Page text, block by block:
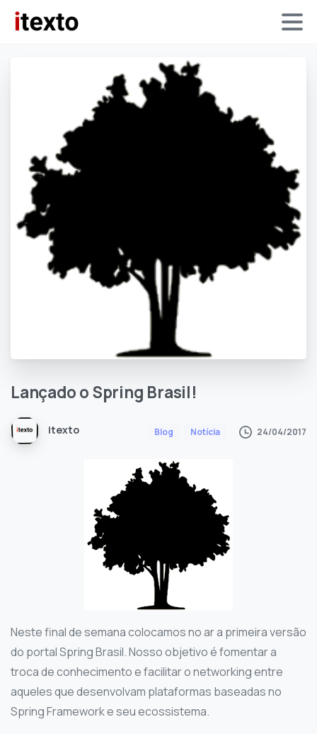
LançadooSpring Brasil!
itexto Blog Notícia 24/04/2017
Neste final de semana colocamos no ar a primeira versão
do portal Spring Brasil. Nosso objetivo é fomentar a
troca de conhecimento e facilitar o networking entre
aqueles que desenvolvam plataformas baseadas no
Spring Framework e seu ecossistema.